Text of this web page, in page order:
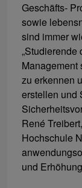
Geschäfts-
sowie
sind immer
Management
zu erkennen
erstellen und
René
Hochschule
und